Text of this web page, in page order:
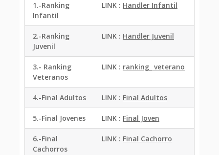
1.-Ranking
Infantil
LINK : Handler Infantil
2.-Ranking
Juvenil
LINK : Handler Juvenil
3.- Ranking
Veteranos
LINK : ranking_ veterano
4.-Final Adultos LINK : Final Adultos
5.-Final Jovenes LINK : Final Joven
6.-Final
Cachorros
LINK : Final Cachorro